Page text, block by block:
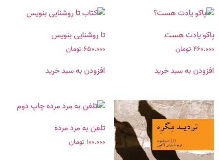
پاکو یادت هست
۴۶۰.۰۰۰ تومان
افزودن به سبد خرید
تا روشنایی بنویس
۶۵۰.۰۰۰ تومان
افزودن به سبد خرید
تلفن به مرد مرده
۱۰۰.۰۰۰ تومان